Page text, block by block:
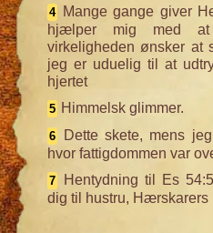
4
Mange gange giver
hjælper mig med
virkeligheden ønsker at
jeg er uduelig til at
hjertet
5 Himmelsk glimmer.
6
Dette skete, mens
hvor fattigdommen var
7
Hentydning til Es
dig til hustru, Hærskarers